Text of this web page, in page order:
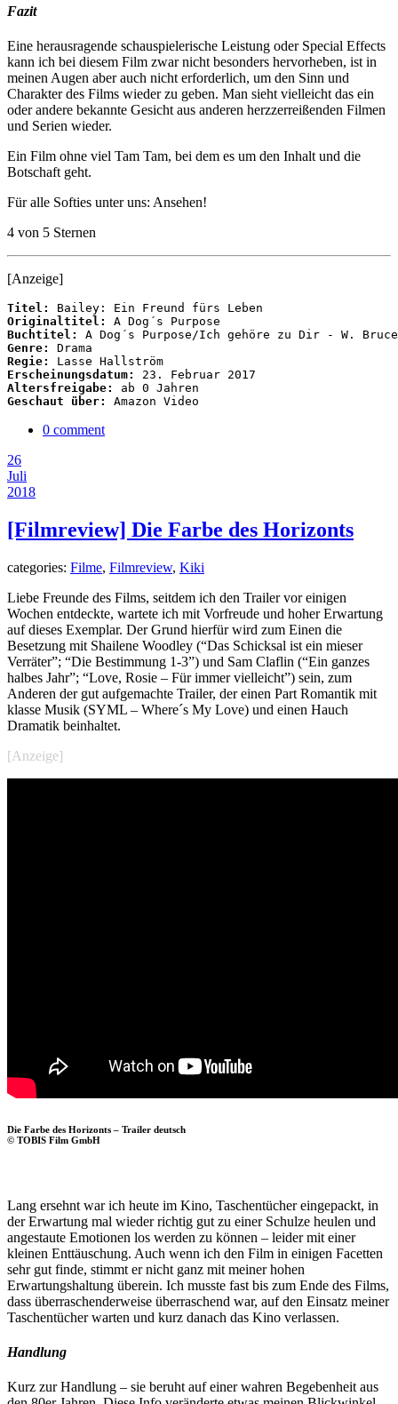
Fazit
Eine herausragende schauspielerische Leistung oder Special Effects
kann ich bei diesem Film zwar nicht besonders hervorheben, ist in
meinen Augen aber auch nicht erforderlich, um den Sinn und
Charakter des Films wieder zu geben. Man sieht vielleicht das ein
oder andere bekannte Gesicht aus anderen herzzerreißenden Filmen
und Serien wieder.
Ein Film ohne viel Tam Tam, bei dem es um den Inhalt und die
Botschaft geht.
Für alle Softies unter uns: Ansehen!
4 von 5 Sternen
[Anzeige]
Titel:
Originaltitel:
Buchtitel:
Genre:
Regie:
Erscheinungsdatum:
Altersfreigabe:
Geschaut über:
Amazon Video
0 comment
26
Juli
2018
[Filmreview] Die Farbe des Horizonts
categories: Filme, Filmreview, Kiki
Liebe Freunde des Films, seitdem ich den Trailer vor einigen
Wochen entdeckte, wartete ich mit Vorfreude und hoher Erwartung
auf dieses Exemplar. Der Grund hierfür wird zum Einen die
Besetzung mit Shailene Woodley (“Das Schicksal ist ein mieser
Verräter”; “Die Bestimmung 1-3”) und Sam Claflin (“Ein ganzes
halbes Jahr”; “Love, Rosie – Für immer vielleicht”) sein, zum
Anderen der gut aufgemachte Trailer, der einen Part Romantik mit
klasse Musik (SYML – Where´s My Love) und einen Hauch
Dramatik beinhaltet.
[Anzeige]
Die Farbe des Horizonts – Trailer deutsch
© TOBIS Film GmbH
Lang ersehnt war ich heute im Kino, Taschentücher eingepackt, in
der Erwartung mal wieder richtig gut zu einer Schulze heulen und
angestaute Emotionen los werden zu können – leider mit einer
kleinen Enttäuschung. Auch wenn ich den Film in einigen Facetten
sehr gut finde, stimmt er nicht ganz mit meiner hohen
Erwartungshaltung überein. Ich musste fast bis zum Ende des Films,
dass überraschenderweise überraschend war, auf den Einsatz meiner
Taschentücher warten und kurz danach das Kino verlassen.
Handlung
Kurz zur Handlung – sie beruht auf einer wahren Begebenheit aus